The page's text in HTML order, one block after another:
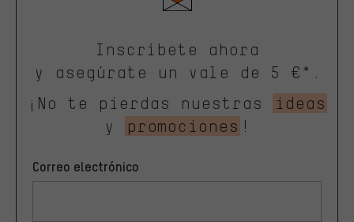
Inscríbete ahora
y asegúrate un vale de 5 €*.
¡No te pierdas nuestras
ideas
y
promociones !
Correo electrónico